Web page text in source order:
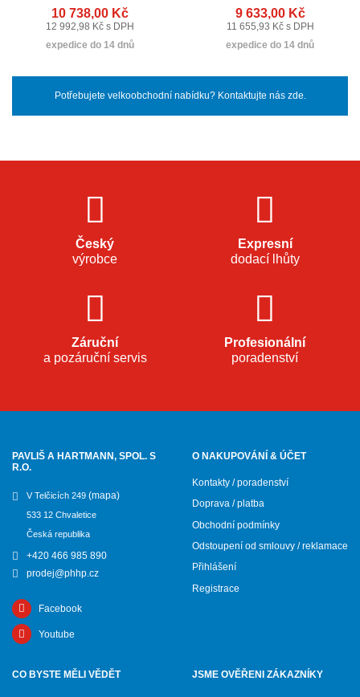
10 738,00 Kč
12 992,98 Kč s DPH
expedice do 14 dnů
9 633,00 Kč
11 655,93 Kč s DPH
expedice do 14 dnů
Potřebujete velkoobchodní nabídku? Kontaktujte nás zde.
Český
výrobce
Expresní
dodací lhůty
Záruční
a pozáruční servis
Profesionální
poradenství
PAVLIŠ A HARTMANN, SPOL. S
R.O.
V Telčicích 249 (mapa)
533 12 Chvaletice
Česká republika
+420 466 985 890
prodej@phhp.cz
Facebook
Youtube
O NAKUPOVÁNÍ & ÚČET
Kontakty / poradenství
Doprava / platba
Obchodní podmínky
Odstoupení od smlouvy / reklamace
Přihlášení
Registrace
CO BYSTE MĚLI VĚDĚT JSME OVĚŘENI ZÁKAZNÍKY